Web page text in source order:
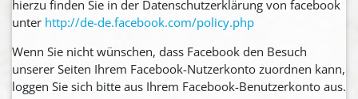
hierzu finden Sie in der Datenschutzerklärung von facebook
unter http://de-de.facebook.com/policy.php
Wenn Sie nicht wünschen, dass Facebook den Besuch
unserer Seiten Ihrem Facebook-Nutzerkonto zuordnen kann,
loggen Sie sich bitte aus Ihrem Facebook-Benutzerkonto aus.